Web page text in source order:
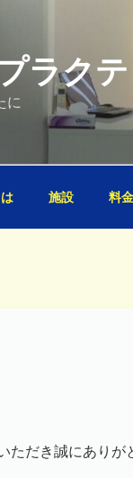
ラク
に
施設 料金
ただき誠にありが